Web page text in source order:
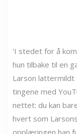
'I stedet for å
hun tilbake til en
Larson lattermildt
tingene med
nettet: du kan
hvert som